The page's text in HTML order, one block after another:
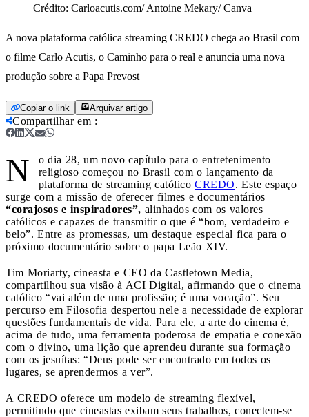
Crédito: Carloacutis.com/ Antoine Mekary/ Canva
A nova plataforma católica streaming CREDO chega ao Brasil com
o filme Carlo Acutis, o Caminho para o real e anuncia uma nova
produção sobre a Papa Prevost
Copiar o link Arquivar artigo
Compartilhar em :
N
o dia 28, um novo capítulo para o entretenimento
religioso começou no Brasil com o lançamento da
plataforma de streaming católico CREDO. Este espaço
surge com a missão de oferecer filmes e documentários
“corajosos e inspiradores”, alinhados com os valores
católicos e capazes de transmitir o que é “bom, verdadeiro e
belo”. Entre as promessas, um destaque especial fica para o
próximo documentário sobre o papa Leão XIV.
Tim Moriarty, cineasta e CEO da Castletown Media,
compartilhou sua visão à ACI Digital, afirmando que o cinema
católico “vai além de uma profissão; é uma vocação”. Seu
percurso em Filosofia despertou nele a necessidade de explorar
questões fundamentais de vida. Para ele, a arte do cinema é,
acima de tudo, uma ferramenta poderosa de empatia e conexão
com o divino, uma lição que aprendeu durante sua formação
com os jesuítas: “Deus pode ser encontrado em todos os
lugares, se aprendermos a ver”.
A CREDO oferece um modelo de streaming flexível,
permitindo que cineastas exibam seus trabalhos, conectem-se